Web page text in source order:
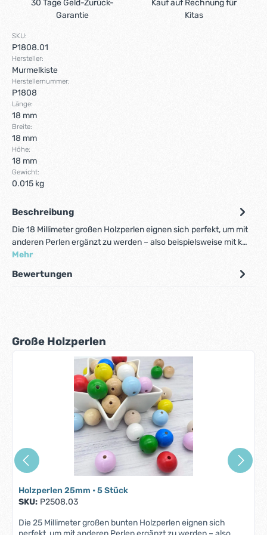
30 Tage Geld-Zurück-
Garantie
Kauf auf Rechnung für
Kitas
SKU:
P1808.01
Hersteller:
Murmelkiste
Herstellernummer:
P1808
Länge:
18 mm
Breite:
18 mm
Höhe:
18 mm
Gewicht:
0.015 kg
Beschreibung
Die 18 Millimeter großen Holzperlen eignen sich perfekt, um mit
anderen Perlen ergänzt zu werden – also beispielsweise mit k…
Mehr
Bewertungen
Produktgalerie überspringen
Große Holzperlen
Holzperlen 25mm • 5 Stück
SKU: P2508.03
Die 25 Millimeter großen bunten Holzperlen eignen sich